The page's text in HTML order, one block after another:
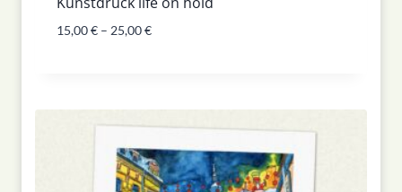
15,00€ – 25,00€